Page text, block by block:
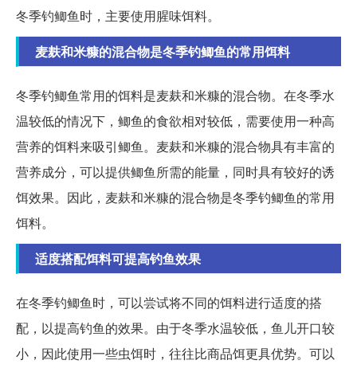
冬季钓鲫鱼时，主要使用腥味饵料。
麦麸和米糠的混合物是冬季钓鲫鱼的常用饵料
冬季钓鲫鱼常用的饵料是麦麸和米糠的混合物。在冬季水
温较低的情况下，鲫鱼的食欲相对较低，需要使用一种高
营养的饵料来吸引鲫鱼。麦麸和米糠的混合物具有丰富的
营养成分，可以提供鲫鱼所需的能量，同时具有较好的诱
饵效果。因此，麦麸和米糠的混合物是冬季钓鲫鱼的常用
饵料。
适度搭配饵料可提高钓鱼效果
在冬季钓鲫鱼时，可以尝试将不同的饵料进行适度的搭
配，以提高钓鱼的效果。由于冬季水温较低，鱼儿开口较
小，因此使用一些虫饵时，往往比商品饵更具优势。可以